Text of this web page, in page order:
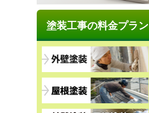
塗装工事の料金プラン